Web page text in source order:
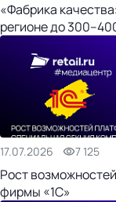
«Фабрика
регионе до
17.07.2026 7 125
Рост
фирмы «1С»